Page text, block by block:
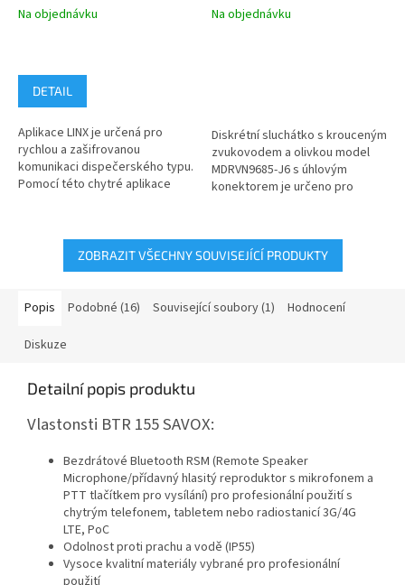
Na objednávku
DETAIL
Aplikace LINX je určená pro
rychlou a zašifrovanou
komunikaci dispečerského typu.
Pomocí této chytré aplikace
RSM, úhlový konektor
Na objednávku
Diskrétní sluchátko s krouceným
zvukovodem a olivkou model
MDRVN9685-J6 s úhlovým
konektorem je určeno pro
ZOBRAZIT VŠECHNY SOUVISEJÍCÍ PRODUKTY
Popis Podobné (16) Související soubory (1) Hodnocení
Diskuze
Detailní popis produktu
Vlastonsti BTR 155 SAVOX:
Bezdrátové Bluetooth RSM (Remote Speaker
Microphone/přídavný hlasitý reproduktor s mikrofonem a
PTT tlačítkem pro vysílání) pro profesionální použití s
chytrým telefonem, tabletem nebo radiostanicí 3G/4G
LTE, PoC
Odolnost proti prachu a vodě (IP55)
Vysoce kvalitní materiály vybrané pro profesionální
použití